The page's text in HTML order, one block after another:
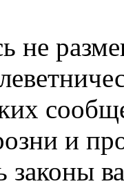
не
и
законы